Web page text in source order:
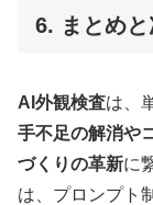
6. まとめ
AI外観検査は、
手不足の解消や
づくりの革新に
は、プロンプト